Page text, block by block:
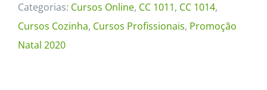
Categorias: Cursos Online, CC 1011, CC 1014,
Cursos Cozinha, Cursos Profissionais, Promoção
Natal 2020